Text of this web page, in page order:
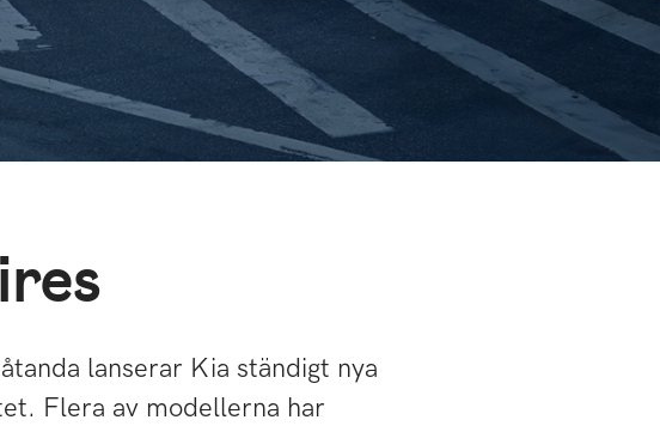
lanserar Kia ständigt nya
Flera av modellerna har